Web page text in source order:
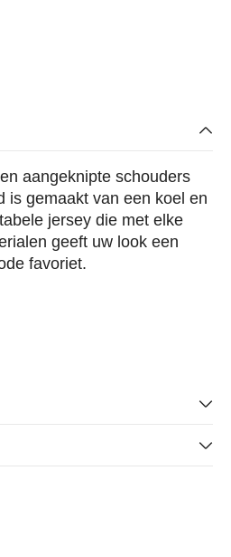
aangeknipte schouders
is gemaakt van een koel en
jersey die met elke
geeft uw look een
favoriet.